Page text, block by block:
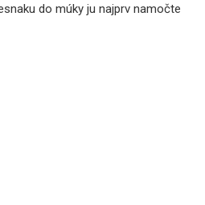
do múky ju najprv namočte